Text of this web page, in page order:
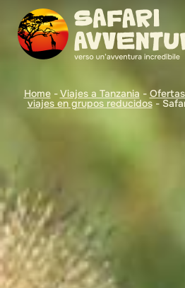
Home-Viajes a Tanzania -
viajes en grupos reducidos-